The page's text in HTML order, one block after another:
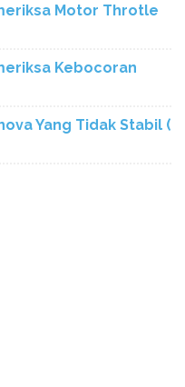
Motor Throtle
Kebocoran
Yang Tidak Stabil (